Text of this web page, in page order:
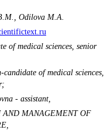
Odilova M.A.
of medical sciences, senior
of medical sciences,
- assistant,
MANAGEMENT OF